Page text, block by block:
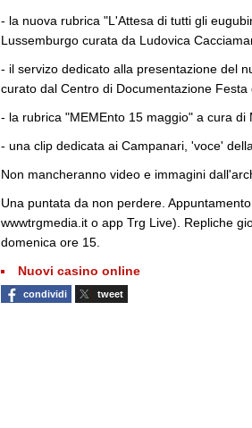
- la nuova rubrica "L'Attesa di tutti gli
Lussemburgo curata da Ludovica
- il servizo dedicato alla presentazione del
curato dal Centro di Documentazione Festa
- la rubrica "MEMEnto 15 maggio" a cura di
- una clip dedicata ai Campanari, 'voce'
Non mancheranno video e immagini
Una puntata da non perdere.
wwwtrgmedia.it o app Trg Live). Repliche
domenica ore 15.
Nuovi casino online
condividi tweet